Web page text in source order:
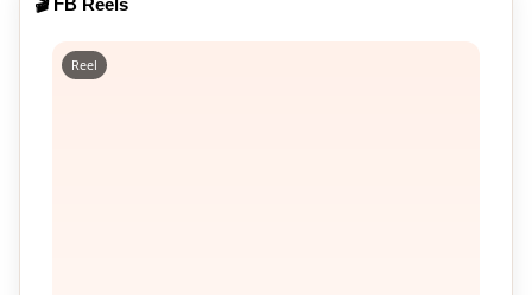
🎬 FB Reels
Reel